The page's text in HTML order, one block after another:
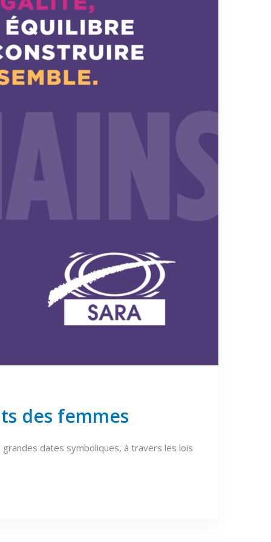
des femmes
dates symboliques, à travers les lois